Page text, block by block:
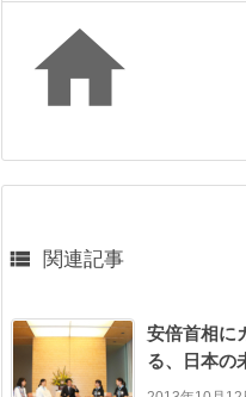

 関連記事
安倍首相に
る、日本の